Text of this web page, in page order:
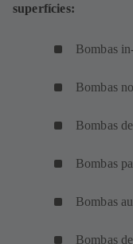
superfícies:
Bombas
Bombas
Bombas
Bombas
Bombas
Bombas